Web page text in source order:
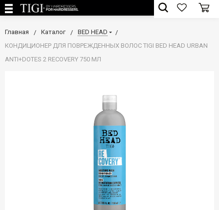
Главная Каталог
BED HEAD
КОНДИЦИОНЕР ДЛЯ ПОВРЕЖДЕННЫХ ВОЛОС TIGI BED HEAD URBAN
ANTI+DOTES 2 RECOVERY 750 МЛ